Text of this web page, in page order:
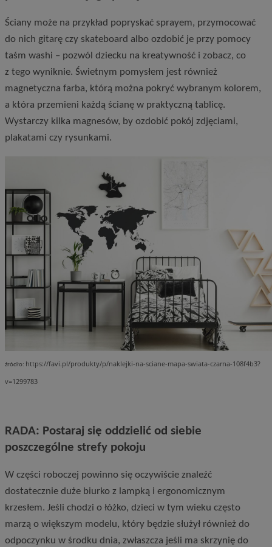
Ściany może na przykład popryskać sprayem, przymocować
do nich gitarę czy skateboard albo ozdobić je przy pomocy
taśm washi – pozwól dziecku na kreatywność i zobacz, co
z tego wyniknie. Świetnym pomysłem jest również
magnetyczna farba, którą można pokryć wybranym kolorem,
a która przemieni każdą ścianę w praktyczną tablicę.
Wystarczy kilka magnesów, by ozdobić pokój zdjęciami,
plakatami czy rysunkami.
źródło: https://favi.pl/produkty/p/naklejki-na-sciane-mapa-swiata-czarna-108f4b3?
v=1299783
RADA: Postaraj się oddzielić od siebie
poszczególne strefy pokoju
W części roboczej powinno się oczywiście znaleźć
dostatecznie duże biurko z lampką i ergonomicznym
krzesłem. Jeśli chodzi o łóżko, dzieci w tym wieku często
marzą o większym modelu, który będzie służył również do
odpoczynku w środku dnia, zwłaszcza jeśli ma skrzynię do